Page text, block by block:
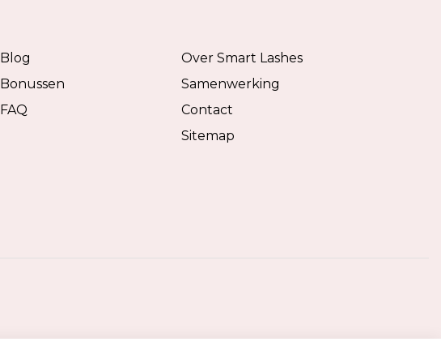
Blog
Bonussen
FAQ
Over Smart Lashes
Samenwerking
Contact
Sitemap